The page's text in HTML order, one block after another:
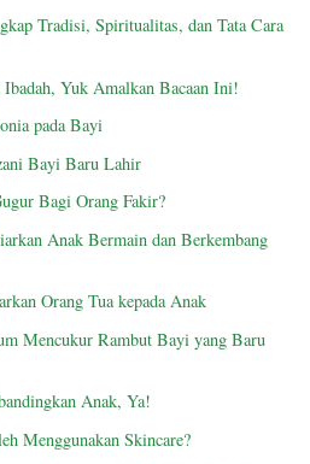
Tradisi, Spiritualitas, dan Tata Cara
Yuk Amalkan Bacaan Ini!
pada Bayi
Bayi Baru Lahir
Bagi Orang Fakir?
Anak Bermain dan Berkembang
Orang Tua kepada Anak
Mencukur Rambut Bayi yang Baru
Anak, Ya!
Menggunakan Skincare?